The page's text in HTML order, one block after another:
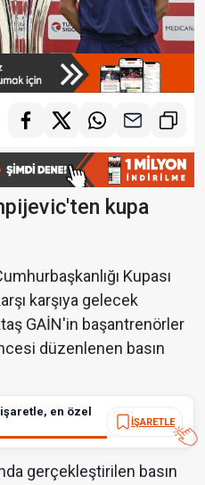
kupa
Kupası
karşıya gelecek
GAİN'in başantrenörler
düzenlenen basın
en özel
İŞARETLE
gerçekleştirilen basın